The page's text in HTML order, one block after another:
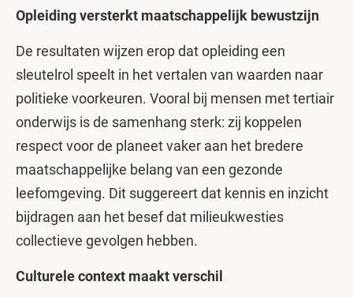
Opleiding versterkt maatschappelijk bewustzijn
De resultaten wijzen erop dat opleiding een
sleutelrol speelt in het vertalen van waarden naar
politieke voorkeuren. Vooral bij mensen met tertiair
onderwijs is de samenhang sterk: zij koppelen
respect voor de planeet vaker aan het bredere
maatschappelijke belang van een gezonde
leefomgeving. Dit suggereert dat kennis en inzicht
bijdragen aan het besef dat milieukwesties
collectieve gevolgen hebben.
Culturele context maakt verschil